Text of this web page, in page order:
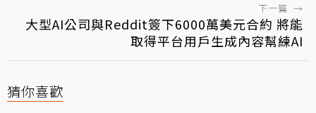
下一篇 →
大型AI公司與Reddit簽下6000萬美元合約 將能
取得平台用戶生成內容幫練AI
猜你喜歡